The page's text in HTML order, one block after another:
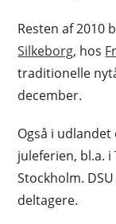
Resten af 2010
Silkeborg, hos
traditionelle
december.
Også i
juleferien, bl.a.
Stockholm.
deltagere.